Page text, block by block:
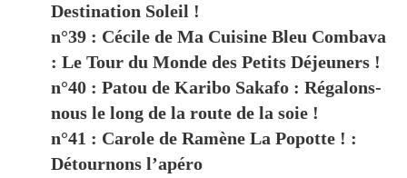
Destination Soleil !
n°39 : Cécile de Ma Cuisine Bleu Combava
: Le Tour du Monde des Petits Déjeuners !
n°40 : Patou de Karibo Sakafo : Régalons-
nous le long de la route de la soie !
n°41 : Carole de Ramène La Popotte ! :
Détournons l’apéro